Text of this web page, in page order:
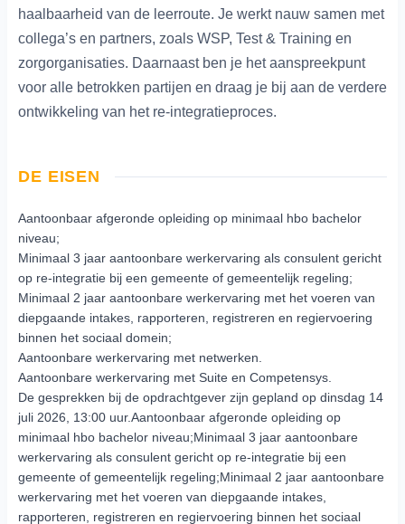
haalbaarheid van de leerroute. Je werkt nauw samen met
collega’s en partners, zoals WSP, Test & Training en
zorgorganisaties. Daarnaast ben je het aanspreekpunt
voor alle betrokken partijen en draag je bij aan de verdere
ontwikkeling van het re-integratieproces.
DE EISEN
Aantoonbaar afgeronde opleiding op minimaal hbo bachelor
niveau;
Minimaal 3 jaar aantoonbare werkervaring als consulent gericht
op re-integratie bij een gemeente of gemeentelijk regeling;
Minimaal 2 jaar aantoonbare werkervaring met het voeren van
diepgaande intakes, rapporteren, registreren en regiervoering
binnen het sociaal domein;
Aantoonbare werkervaring met netwerken.
Aantoonbare werkervaring met Suite en Competensys.
De gesprekken bij de opdrachtgever zijn gepland op dinsdag 14
juli 2026, 13:00 uur.Aantoonbaar afgeronde opleiding op
minimaal hbo bachelor niveau;Minimaal 3 jaar aantoonbare
werkervaring als consulent gericht op re-integratie bij een
gemeente of gemeentelijk regeling;Minimaal 2 jaar aantoonbare
werkervaring met het voeren van diepgaande intakes,
rapporteren, registreren en regiervoering binnen het sociaal